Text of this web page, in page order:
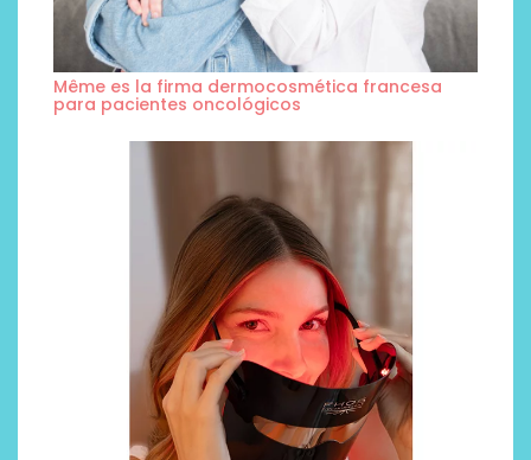
Même es la firma dermocosmética francesa
para pacientes oncológicos